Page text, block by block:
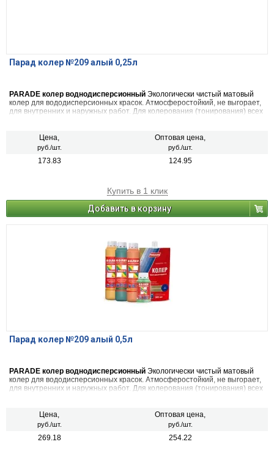
Парад колер №209 алый 0,25л
PARADE колер воднодисперсионный Экологически чистый матовый
колер для вододисперсионных красок. Атмосферостойкий, не выгорает,
для внутренних и наружных работ. Для колерования (тонирования) всех
декоративных и дизайнерских работ. 22 цвета
Цена,
руб./шт.
Оптовая цена,
руб./шт.
173.83 124.95
Купить в 1 клик
Добавить в корзину
Парад колер №209 алый 0,5л
PARADE колер воднодисперсионный Экологически чистый матовый
колер для вододисперсионных красок. Атмосферостойкий, не выгорает,
для внутренних и наружных работ. Для колерования (тонирования) всех
декоративных и дизайнерских работ. 22 цвета
Цена,
руб./шт.
Оптовая цена,
руб./шт.
269.18 254.22